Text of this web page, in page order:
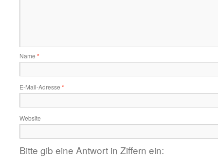
Name *
E-Mail-Adresse *
Website
Bitte gib eine Antwort in Ziffern ein: